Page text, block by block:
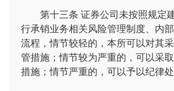
第十三条 证券公司未按照规定
行承销业务相关风险管理制度、内
流程，情节较轻的，本所可以对其
管措施；情节较为严重的，可以采
措施；情节严重的，可以予以纪律处